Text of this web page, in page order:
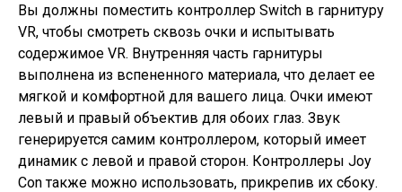
Вы должны поместить контроллер Switch в гарнитуру
VR, чтобы смотреть сквозь очки и испытывать
содержимое VR. Внутренняя часть гарнитуры
выполнена из вспененного материала, что делает ее
мягкой и комфортной для вашего лица. Очки имеют
левый и правый объектив для обоих глаз. Звук
генерируется самим контроллером, который имеет
динамик с левой и правой сторон. Контроллеры Joy
Con также можно использовать, прикрепив их сбоку.